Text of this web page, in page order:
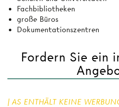
Fachbibliotheken
große Büros
Dokumentationszentren
Fordern Sie ein
| AS ENTHÄLT KEINE